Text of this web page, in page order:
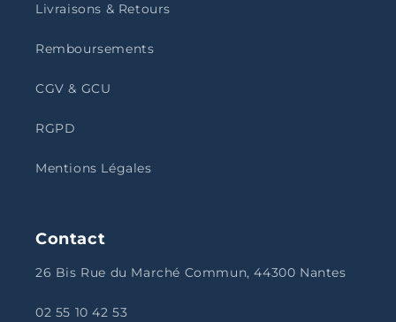
Livraisons & Retours
Remboursements
CGV & GCU
RGPD
Mentions Légales
Contact
26 Bis Rue du Marché Commun, 44300 Nantes
02 55 10 42 53